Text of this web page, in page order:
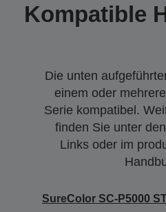
Kompatible
Die unten
einem oder
Serie kompatibel.
finden Sie unter
Links oder im
SureColor SC-P5000